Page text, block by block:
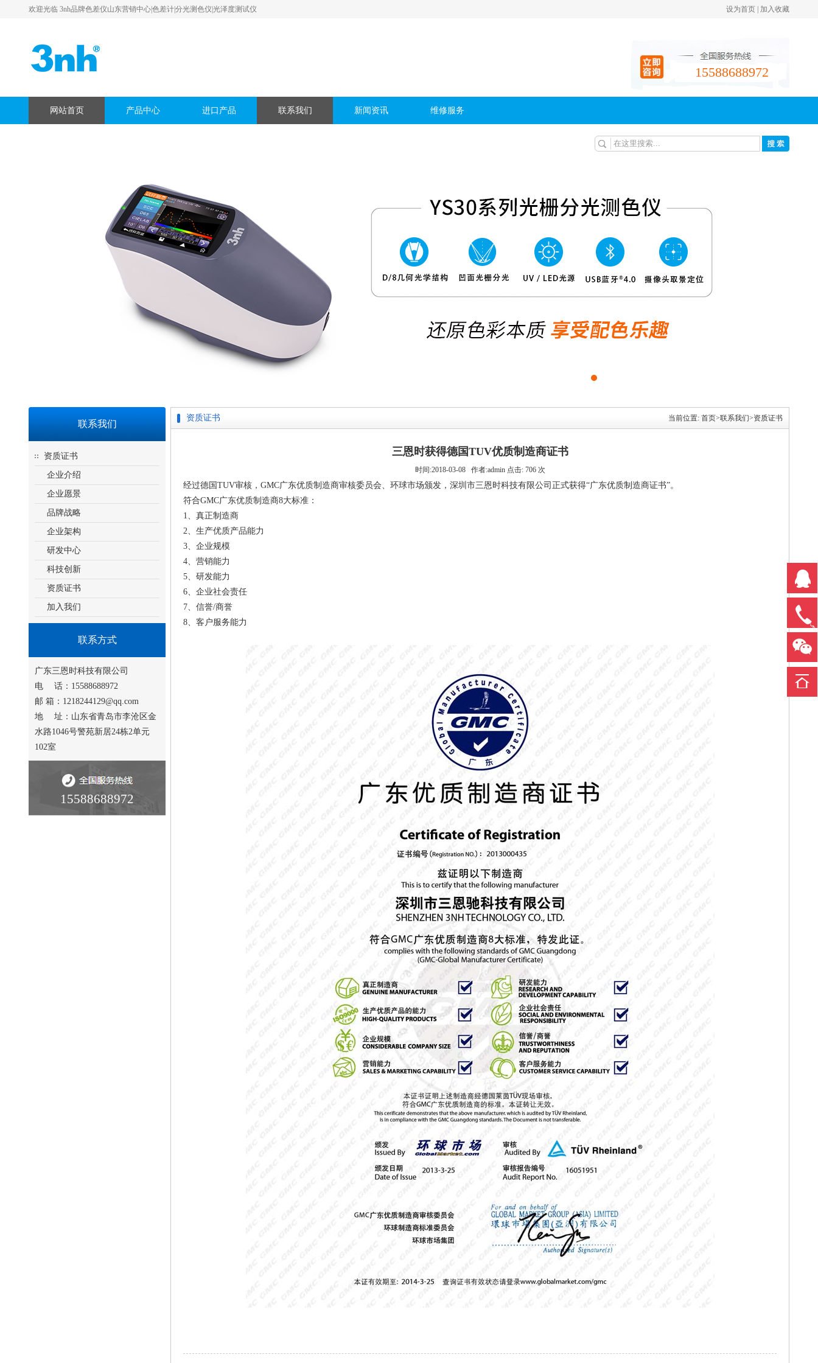
欢迎光临 3nh品牌色差仪山东营销中心|色差计|分光测色仪|光泽度测试仪 设为首页 加入收藏
15588688972
网站首页 产品中心 进口产品 联系我们 新闻资讯 维修服务
联系我们
资质证书
企业介绍
企业愿景
品牌战略
企业架构
研发中心
科技创新
资质证书
加入我们
联系方式
广东三恩时科技有限公司
电 话：15588688972
邮 箱：1218244129@qq.com
地 址：山东省青岛市李沧区金
水路1046号警苑新居24栋2单元
102室
15588688972
资质证书 当前位置: 首页>联系我们>资质证书
三恩时获得德国TUV优质制造商证书
时间:2018-03-08 作者:admin 点击: 706 次
经过德国TUV审核，GMC广东优质制造商审核委员会、环球市场颁发，深圳市三恩时科技有限公司正式获得“广东优质制造商证书”。
符合GMC广东优质制造商8大标准：
1、真正制造商
2、生产优质产品能力
3、企业规模
4、营销能力
5、研发能力
6、企业社会责任
7、信誉/商誉
8、客户服务能力